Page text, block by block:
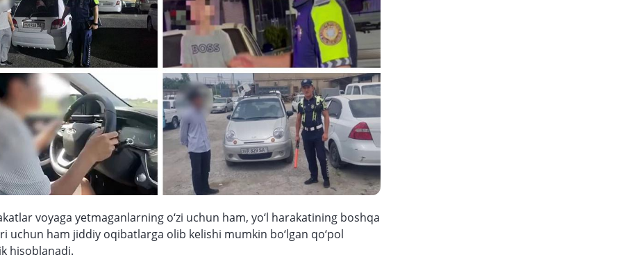
voyaga yetmaganlarning o‘zi uchun ham, yo‘l harakatining boshqa
uchun ham jiddiy oqibatlarga olib kelishi mumkin bo‘lgan qo‘pol
hisoblanadi.